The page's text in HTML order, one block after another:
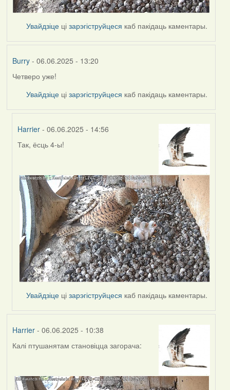
Увайдзіце цізарэгіструйцеся каб пакідаць каментары.
Burry- 06.06.2025 - 13:20
Четверо уже!
Увайдзіце цізарэгіструйцеся каб пакідаць каментары.
Harrier - 06.06.2025 - 14:56
In
by
Burry
Так, ёсць 4-ы!
Увайдзіце цізарэгіструйцеся каб пакідаць каментары.
Harrier- 06.06.2025 - 10:38
Калі птушанятам становіцца загорача: